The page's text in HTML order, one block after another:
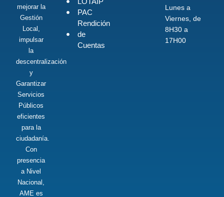
mejorar la
Gestión
Local,
impulsar
la
descentralización
y
Garantizar
Servicios
Públicos
eficientes
para la
ciudadanía.
Con
presencia
a Nivel
Nacional,
AME es
PAC
Rendición
de
Cuentas
Lunes a
Viernes, de
8H30 a
17H00